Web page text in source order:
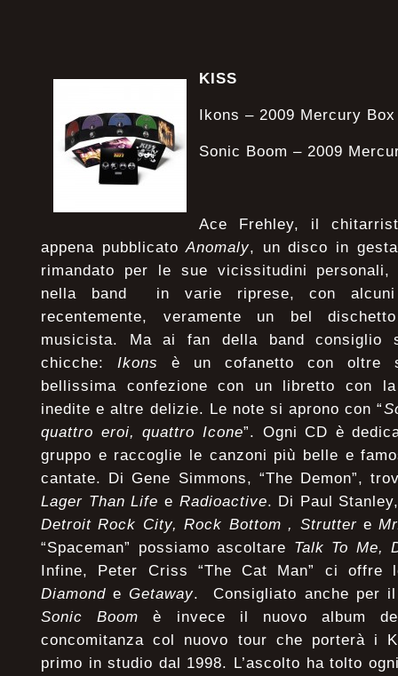
KISS
Ikons – 2009 Mercury
Sonic Boom – 2009
Ace Frehley, il
appena pubblicatoAnomaly, un disco in
rimandato per le sue vicissitudini personali,
nella band in varie riprese, con
recentemente, veramente un bel
musicista. Ma ai fan della band consiglio
chicche: Ikons è un cofanetto con oltre
bellissima confezione con un libretto con
inedite e altre delizie. Le note si aprono con “
quattro eroi, quattro Icone”. Ogni CD è
gruppo e raccoglie le canzoni più belle e
cantate. Di Gene Simmons, “The Demon”,
Lager Than Life e Radioactive. Di Paul
Detroit Rock City, Rock Bottom , Struttere
“Spaceman” possiamo ascoltare Talk To Me,
Infine, Peter Criss “The Cat Man” ci offre
Diamond eGetaway. Consigliato anche per
Sonic Boom è invece il nuovo album
concomitanza col nuovo tour che porterà i
primo in studio dal 1998. L’ascolto ha tolto